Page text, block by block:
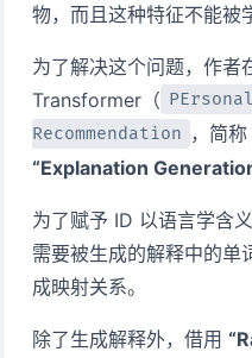
物，而且这种特征不能被
为了解决这个问题，作者
Transformer（
Recommendation ，简称
“Explanation
为了赋予 ID 以语言学含
需要被生成的解释中的单
成映射关系。
除了生成解释外，借用